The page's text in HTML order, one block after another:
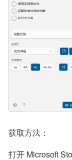
获取方法：
打开 Microsoft